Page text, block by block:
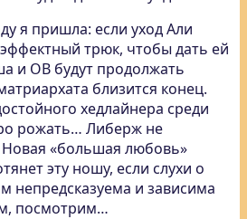
я пришла: если уход Али
трюк, чтобы дать ей
и ОВ будут продолжать
близится конец.
хедлайнера среди
рожать… Либерж не
«большая любовь»
эту ношу, если слухи о
непредсказуема и зависима
посмотрим…